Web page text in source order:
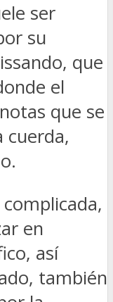
ser
su
que
el
que se
cuerda,
en
así
también